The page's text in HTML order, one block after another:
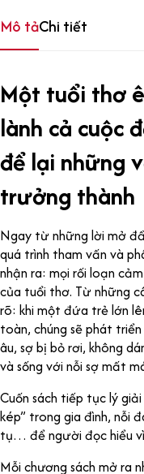
Mô tảChi tiết
Một tuổi thơ
lành cả cuộc
để lại những
trưởng thành
Ngay từ những lời mở
quá trình tham vấn và
nhận ra: mọi rối loạn
của tuổi thơ. Từ những
rõ: khi một đứa trẻ lớn
toàn, chúng sẽ phát
âu, sợ bị bỏ rơi, không
và sống với nỗi sợ mất
Cuốn sách tiếp tục lý
kép” trong gia đình, nỗi
tụ… để người đọc hiểu
Mỗi chương sách mở ra